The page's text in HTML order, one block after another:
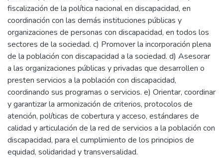
fiscalización de la política nacional en discapacidad, en
coordinación con las demás instituciones públicas y
organizaciones de personas con discapacidad, en todos los
sectores de la sociedad. c) Promover la incorporación plena
de la población con discapacidad a la sociedad. d) Asesorar
a las organizaciones públicas y privadas que desarrollen o
presten servicios a la población con discapacidad,
coordinando sus programas o servicios. e) Orientar, coordinar
y garantizar la armonización de criterios, protocolos de
atención, políticas de cobertura y acceso, estándares de
calidad y articulación de la red de servicios a la población con
discapacidad, para el cumplimiento de los principios de
equidad, solidaridad y transversalidad.